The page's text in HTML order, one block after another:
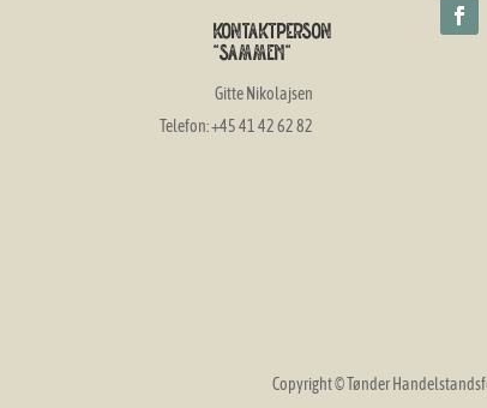
Kontaktperson
"SAMMEN"
Gitte Nikolajsen
Telefon: +45 41 42 62 82
Copyright © Tønder